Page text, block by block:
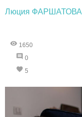
Люция ФАРШАТОВА
1650
0
5